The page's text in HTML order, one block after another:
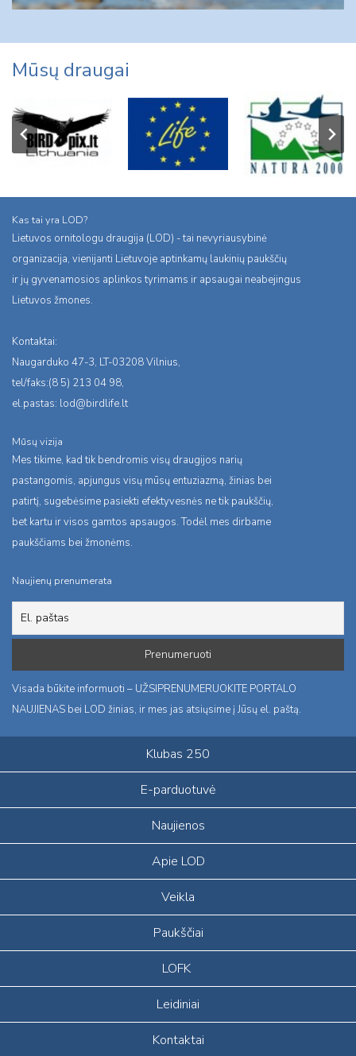
Mūsų draugai
Kas tai yra LOD?
Lietuvos ornitologu draugija (LOD) - tai nevyriausybinė
organizacija, vienijanti Lietuvoje aptinkamų laukinių paukščių
ir jų gyvenamosios aplinkos tyrimams ir apsaugai neabejingus
Lietuvos žmones.
Kontaktai:
Naugarduko 47-3, LT-03208 Vilnius,
tel/faks:(8 5) 213 04 98,
el.pastas: lod@birdlife.lt
Mūsų vizija
Mes tikime, kad tik bendromis visų draugijos narių
pastangomis, apjungus visų mūsų entuziazmą, žinias bei
patirtį, sugebėsime pasiekti efektyvesnės ne tik paukščių,
bet kartu ir visos gamtos apsaugos. Todėl mes dirbame
paukščiams bei žmonėms.
Naujienų prenumerata
Visada būkite informuoti – UŽSIPRENUMERUOKITE PORTALO
NAUJIENAS bei LOD žinias, ir mes jas atsiųsime į Jūsų el. paštą.
Klubas 250
E-parduotuvė
Naujienos
Apie LOD
Veikla
Paukščiai
LOFK
Leidiniai
Kontaktai